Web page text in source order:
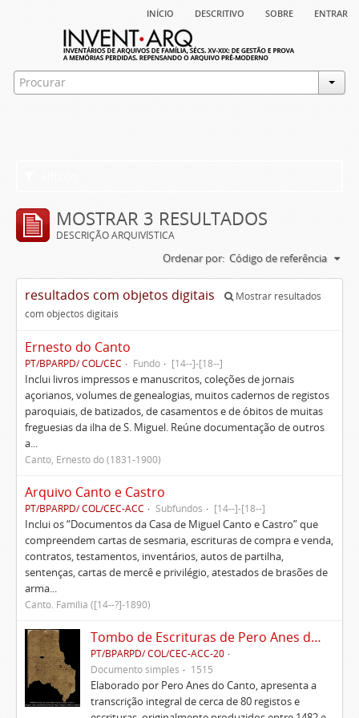
início descritivo sobre entrar
MOSTRAR 3 RESULTADOS
DESCRIÇÃO ARQUIVÍSTICA
Ordenar por: Código de referência
resultados com objetos digitais
Mostrar resultados
com objectos digitais
Ernesto do Canto
PT/BPARPD/ COL/CEC Fundo [14--]-[18--]
Inclui livros impressos e manuscritos, coleções de jornais
açorianos, volumes de genealogias, muitos cadernos de registos
paroquiais, de batizados, de casamentos e de óbitos de muitas
freguesias da ilha de S. Miguel. Reúne documentação de outros
a...
Canto, Ernesto do (1831-1900)
Arquivo Canto e Castro
PT/BPARPD/ COL/CEC-ACC Subfundos [14--]-[18--]
Inclui os “Documentos da Casa de Miguel Canto e Castro” que
compreendem cartas de sesmaria, escrituras de compra e venda,
contratos, testamentos, inventários, autos de partilha,
sentenças, cartas de mercê e privilégio, atestados de brasões de
arma...
Canto. Família ([14--?]-1890)
Tombo de Escrituras de Pero Anes do Canto
PT/BPARPD/ COL/CEC-ACC-20
Documento simples
1515
Elaborado por Pero Anes do Canto, apresenta a
transcrição integral de cerca de 80 registos e